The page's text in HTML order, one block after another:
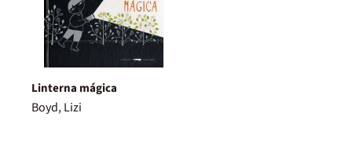
Linterna mágica
Boyd, Lizi